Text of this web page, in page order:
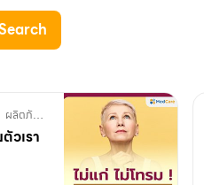
ผลิตภัณฑ์เสริมอาหาร วัยชรา
วเรา